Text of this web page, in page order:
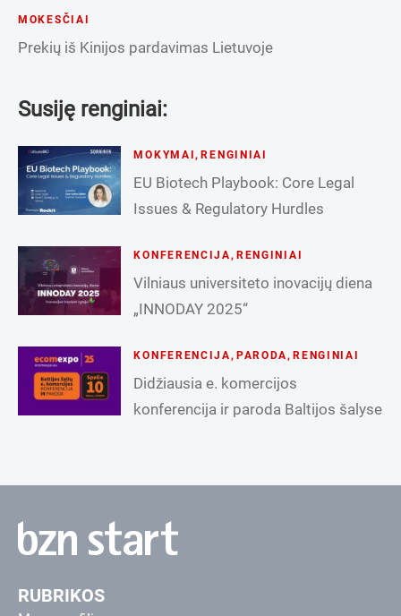
MOKESČIAI
Prekių iš Kinijos pardavimas Lietuvoje
Susiję renginiai:
MOKYMAI ,RENGINIAI
EU Biotech Playbook: Core Legal
Issues & Regulatory Hurdles
KONFERENCIJA , RENGINIAI
Vilniaus universiteto inovacijų diena
„INNODAY 2025“
KONFERENCIJA , PARODA ,RENGINIAI
Didžiausia e. komercijos
konferencija ir paroda Baltijos šalyse
RUBRIKOS